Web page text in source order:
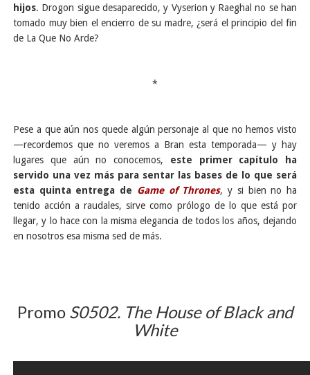
hijos. Drogon sigue desaparecido, y Vyserion y Raeghal no se han
tomado muy bien el encierro de su madre, ¿será el principio del fin
de La Que No Arde?
*
Pese a que aún nos quede algún personaje al que no hemos visto
—recordemos que no veremos a Bran esta temporada— y hay
lugares que aún no conocemos, este primer capítulo ha
servido una vez más para sentar las bases de lo que será
esta quinta entrega de Game of Thrones, y si bien no ha
tenido acción a raudales, sirve como prólogo de lo que está por
llegar, y lo hace con la misma elegancia de todos los años, dejando
en nosotros esa misma sed de más.
Promo S0502. The House of Black and
White